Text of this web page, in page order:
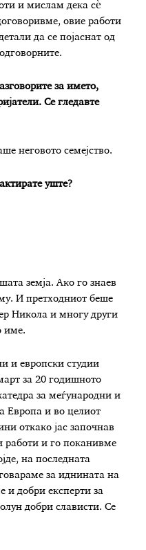
и мислам дека сѐ
овие работи
да се појаснат од
за името,
Се гледавте
неговото семејство.
уште?
земја. Ако го знаев
И претходниот беше
Никола и многу други
име.
и европски студии
за 20 годишното
за меѓународни и
Европа и во целиот
откако јас започнав
работи и го поканивме
на последната
за иднината на
и добри експерти за
добри слависти. Се